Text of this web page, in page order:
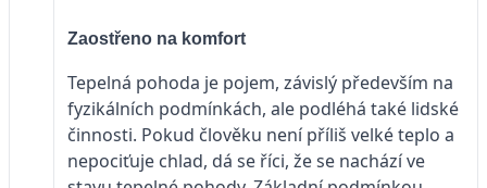
Zaostřeno na komfort
Tepelná pohoda je pojem, závislý především na
fyzikálních podmínkách, ale podléhá také lidské
činnosti. Pokud člověku není příliš velké teplo a
nepociťuje chlad, dá se říci, že se nachází ve